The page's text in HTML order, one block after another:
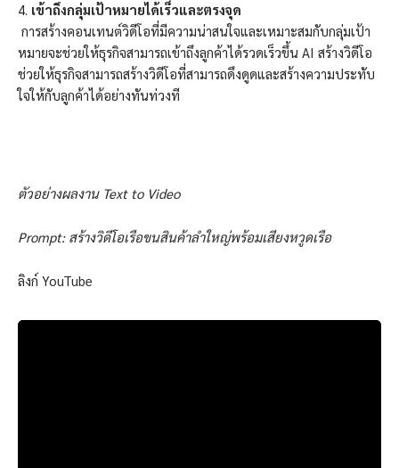
เข้าถึงกลุ่มเป้าหมายได้เร็วและตรงจุด
การสร้างคอนเทนต์วิดีโอที่มีความน่าสนใจและเหมาะสมกับกลุ่มเป้า
หมายจะช่วยให้ธุรกิจสามารถเข้าถึงลูกค้าได้รวดเร็วขึ้น AI สร้างวิดีโอ
ช่วยให้ธุรกิจสามารถสร้างวิดีโอที่สามารถดึงดูดและสร้างความประทับ
ใจให้กับลูกค้าได้อย่างทันท่วงที
ตัวอย่างผลงาน Text to Video
Prompt: สร้างวิดีโอเรือขนสินค้าลำใหญ่พร้อมเสียงหวูดเรือ
ลิงก์ YouTube